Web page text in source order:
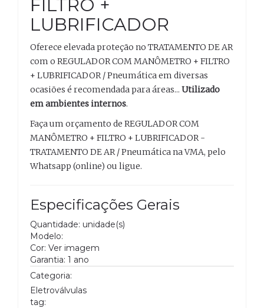
FILTRO +
LUBRIFICADOR
Oferece elevada proteção no TRATAMENTO DE AR
com o REGULADOR COM MANÔMETRO + FILTRO
+ LUBRIFICADOR / Pneumática em diversas
ocasiões é recomendada para áreas... Utilizado
em ambientes internos.
Faça um orçamento de REGULADOR COM
MANÔMETRO + FILTRO + LUBRIFICADOR -
TRATAMENTO DE AR / Pneumática na VMA, pelo
Whatsapp (online) ou ligue.
Especificações Gerais
Quantidade: unidade(s)
Modelo:
Cor: Ver imagem
Garantia: 1 ano
Categoria:
Eletroválvulas
tag: